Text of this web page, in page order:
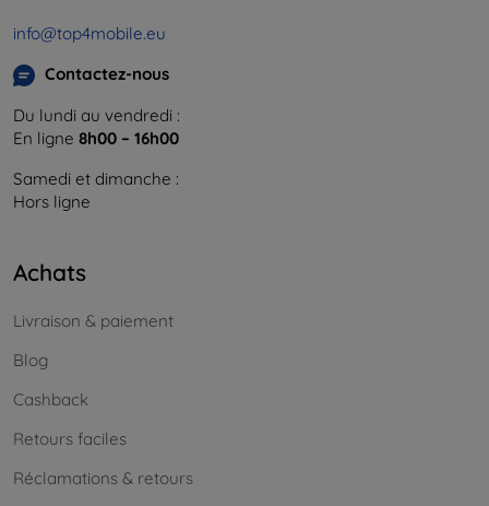
info@top4mobile.eu
Contactez-nous
Du lundi au vendredi :
En ligne 8h00 – 16h00
Samedi et dimanche :
Hors ligne
Achats
Livraison & paiement
Blog
Cashback
Retours faciles
Réclamations & retours